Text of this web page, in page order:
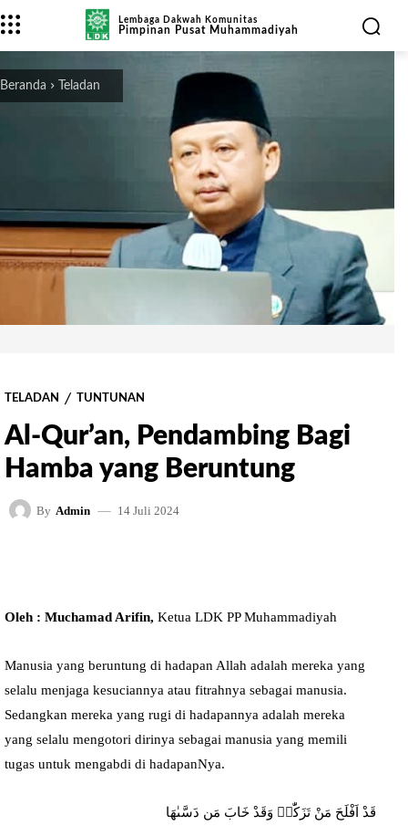
Lembaga Dakwah Komunitas
Pimpinan Pusat Muhammadiyah
Beranda Teladan
TELADAN TUNTUNAN
Al-Qur’an, Pendambing Bagi
Hamba yang Beruntung
By Admin 14 Juli 2024
Oleh : Muchamad Arifin, Ketua LDK PP Muhammadiyah
Manusia yang beruntung di hadapan Allah adalah mereka yang
selalu menjaga kesuciannya atau fitrahnya sebagai manusia.
Sedangkan mereka yang rugi di hadapannya adalah mereka
yang selalu mengotori dirinya sebagai manusia yang memili
tugas untuk mengabdi di hadapanNya.
قَدْ اَفْلَحَ مَنْ تَزَكّٰىۙ وَقَدْ خَابَ مَن دَسَّىٰهَا